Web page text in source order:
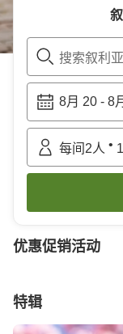
搜索叙利
8月 20 - 8
每间 2人 • 1
优惠促销活动
特辑